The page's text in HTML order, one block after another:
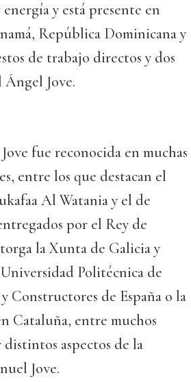
y está presente en
República Dominicana y
de trabajo directos y dos
Ángel Jove.
fue reconocida en muchas
entre los que destacan el
Al Watania y el de
por el Rey de
la Xunta de Galicia y
Politécnica de
Constructores de España o la
Cataluña, entre muchos
aspectos de la
Jove.